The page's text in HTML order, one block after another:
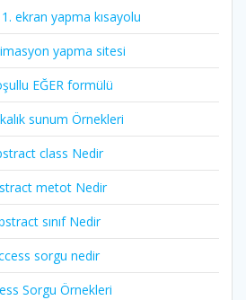
1. ekran yapma kısayolu
yapma sitesi
EĞER formülü
sunum Örnekleri
class Nedir
metot Nedir
sınıf Nedir
sorgu nedir
Sorgu Örnekleri